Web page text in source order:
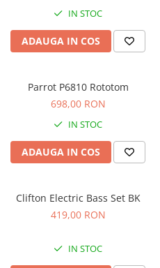
Convertoare AD/DA
Microfoane de studio
Preamplificatoare
Protectii antifonice pentru urechi
Recordere de studio
Recordere portabile
IN STOC
ADAUGA IN COS
Parrot P6810 Rototom
698,00 RON
IN STOC
ADAUGA IN COS
Clifton Electric Bass Set BK
419,00 RON
IN STOC